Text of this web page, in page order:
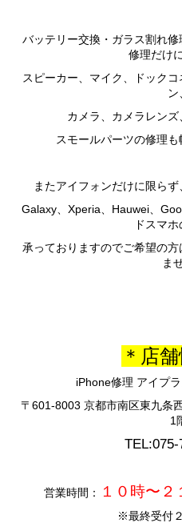
バッテリー交換・ガラス割れ
修理だけ
スピーカー、マイク、ドック
ン
カメラ、カメラレン
スモールパーツの修理
またアイフォンだけに限ら
Galaxy、Xperia、Hauwei、
ドスマ
承っておりますのでご希望の
ま
＊店
iPhone修理 アイプ
〒601-8003 京都市南区東九条
1
TEL:075-
営業時間： １０時〜２
※最終受付